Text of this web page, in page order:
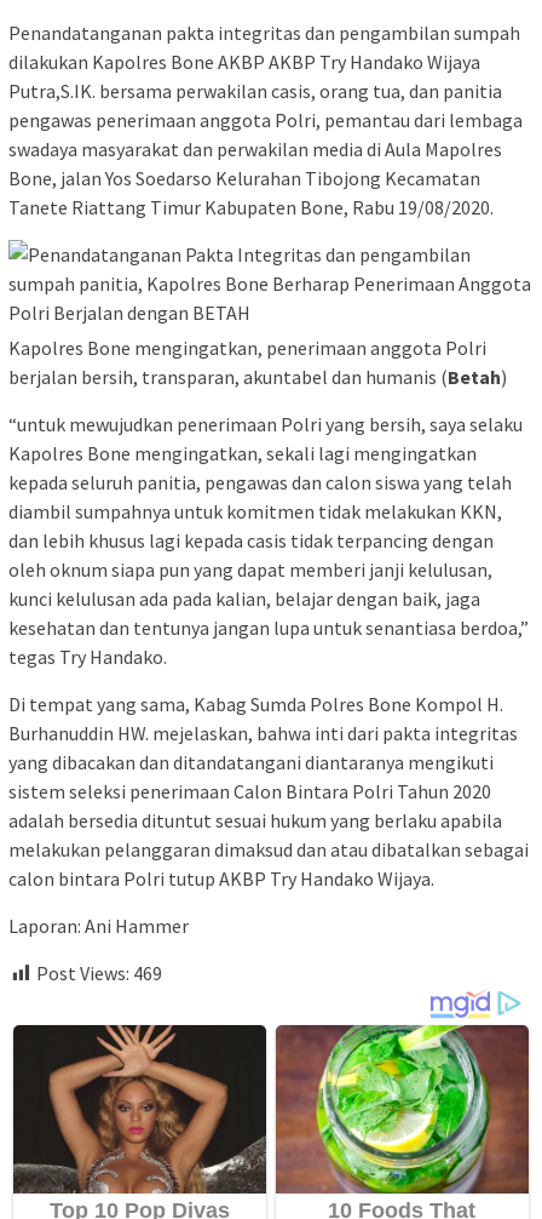
Penandatanganan pakta integritas dan pengambilan sumpah
dilakukan Kapolres Bone AKBP AKBP Try Handako Wijaya
Putra,S.IK. bersama perwakilan casis, orang tua, dan panitia
pengawas penerimaan anggota Polri, pemantau dari lembaga
swadaya masyarakat dan perwakilan media di Aula Mapolres
Bone, jalan Yos Soedarso Kelurahan Tibojong Kecamatan
Tanete Riattang Timur Kabupaten Bone, Rabu 19/08/2020.
Kapolres Bone mengingatkan, penerimaan anggota Polri
berjalan bersih, transparan, akuntabel dan humanis (Betah)
“untuk mewujudkan penerimaan Polri yang bersih, saya selaku
Kapolres Bone mengingatkan, sekali lagi mengingatkan
kepada seluruh panitia, pengawas dan calon siswa yang telah
diambil sumpahnya untuk komitmen tidak melakukan KKN,
dan lebih khusus lagi kepada casis tidak terpancing dengan
oleh oknum siapa pun yang dapat memberi janji kelulusan,
kunci kelulusan ada pada kalian, belajar dengan baik, jaga
kesehatan dan tentunya jangan lupa untuk senantiasa berdoa,”
tegas Try Handako.
Di tempat yang sama, Kabag Sumda Polres Bone Kompol H.
Burhanuddin HW. mejelaskan, bahwa inti dari pakta integritas
yang dibacakan dan ditandatangani diantaranya mengikuti
sistem seleksi penerimaan Calon Bintara Polri Tahun 2020
adalah bersedia dituntut sesuai hukum yang berlaku apabila
melakukan pelanggaran dimaksud dan atau dibatalkan sebagai
calon bintara Polri tutup AKBP Try Handako Wijaya.
Laporan: Ani Hammer
Post Views: 469